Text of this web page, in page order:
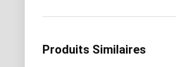
Produits Similaires